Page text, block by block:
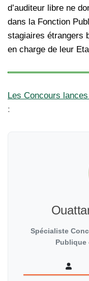
d’auditeur libre ne
dans la Fonction
stagiaires étrangers
en charge de leur
Les Concours
:
Spécialiste
Publique